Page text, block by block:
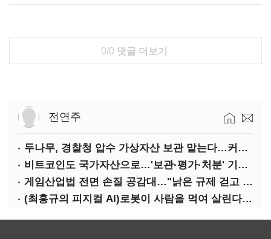
0/0 댓글 더보기
전연주
두나무, 경찰청 압수 가상자산 보관 맡는다…커스터디 사업 최종 낙찰
비트코인도 국가자산으로…'보관·평가·처분' 기준은 숙제
게임산업법 전면 손질 공감대…"낡은 규제 걷고 안전장치 촘촘히 해야"
(최홍규의 피지컬 AI)로봇이 사람을 먹여 살린다, 그런데 언제 먹여야 할지는 모른다